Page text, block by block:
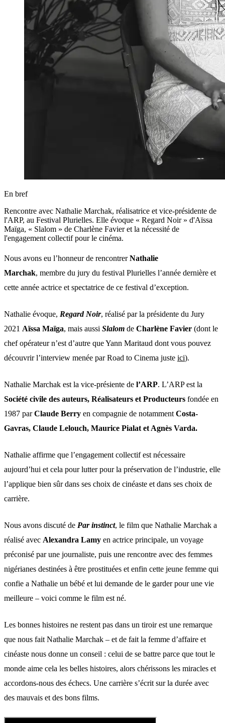
En bref
Rencontre avec Nathalie Marchak, réalisatrice et vice-présidente de
l'ARP, au Festival Plurielles. Elle évoque « Regard Noir » d'Aïssa
Maïga, « Slalom » de Charlène Favier et la nécessité de
l'engagement collectif pour le cinéma.
Nous avons eu l’honneur de rencontrerNathalie
Marchak, membre du jury du festival Plurielles l’année dernière et
cette année actrice et spectatrice de ce festival d’exception.
Nathalie évoque, Regard Noir, réalisé par la présidente du Jury
2021 Aïssa Maïga, mais aussi Slalom de Charlène Favier (dont le
chef opérateur n’est d’autre que Yann Maritaud dont vous pouvez
découvrir l’interview menée par Road to Cinema juste ici).
Nathalie Marchak est la vice-présiente de l’ARP. L’ARP est la
Société civile des auteurs, Réalisateurs et Producteurs fondée en
1987 parClaude Berry en compagnie de notamment Costa-
Gavras, Claude Lelouch, Maurice Pialat et Agnès Varda.
Nathalie affirme que l’engagement collectif est nécessaire
aujourd’hui et cela pour lutter pour la préservation de l’industrie, elle
l’applique bien sûr dans ses choix de cinéaste et dans ses choix de
carrière.
Nous avons discuté de Par instinct, le film que Nathalie Marchak a
réalisé avec Alexandra Lamy en actrice principale, un voyage
préconisé par une journaliste, puis une rencontre avec des femmes
nigérianes destinées à être prostituées et enfin cette jeune femme qui
confie a Nathalie un bébé et lui demande de le garder pour une vie
meilleure – voici comme le film est né.
Les bonnes histoires ne restent pas dans un tiroir est une remarque
que nous fait Nathalie Marchak – et de fait la femme d’affaire et
cinéaste nous donne un conseil : celui de se battre parce que tout le
monde aime cela les belles histoires, alors chérissons les miracles et
accordons-nous des échecs. Une carrière s’écrit sur la durée avec
des mauvais et des bons films.